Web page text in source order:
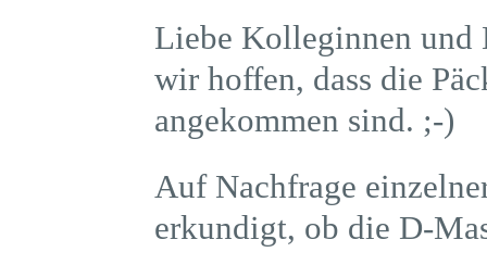
Liebe Kolleginnen und
wir hoffen, dass die
angekommen sind. ;-)
Auf Nachfrage
erkundigt, ob die D-